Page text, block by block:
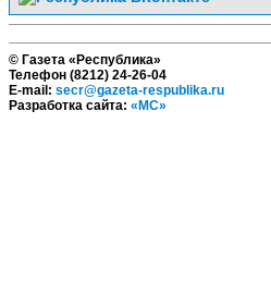
© Газета «Республика»
Телефон (8212) 24-26-04
E-mail: secr@gazeta-respublika.ru
Разработка сайта: «МС»